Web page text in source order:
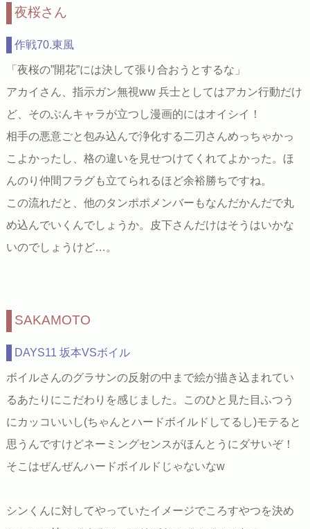
夜桜さん
作戦70.東風
「夜桜の”開花”には決して張り合おうとするな」
アカイさん、指示ガン無視ww 兵士としてはアカン行動だけ
ど、そのぶんキャラが立つし漫画的にはオイシイ！
相手の悪意ごと包み込んで浄化する二刃さんめっちゃかっ
こよかったし、格の違いを見せつけてくれてよかった。ほ
んのり仲間フラグも立てられるほど余裕勝ちですね。
この流れだと、他のタンポポメンバーもなんだかんだで丸
め込んでいくんでしょうか。皮下さんだけはそうはいかな
いのでしょうけど…。
SAKAMOTO
DAYS11 坂本VSボイル
ボイルさんのグラサンの反射の中まで絵が描き込まれてい
るあたりにこだわりを感じました。このひと見た目ふつう
にカッコいいし(ちゃんとハードボイルドしてるし)モテると
思うんですけどネーミングセンスがほんとうにダサいぞ！
そこはぜんぜんハードボイルドじゃないなw
シンくんに対してやっていたイメージでころすやつを決め